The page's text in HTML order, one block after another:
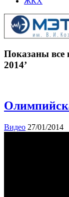
Показаны все
2014’
Видео 27/01/2014